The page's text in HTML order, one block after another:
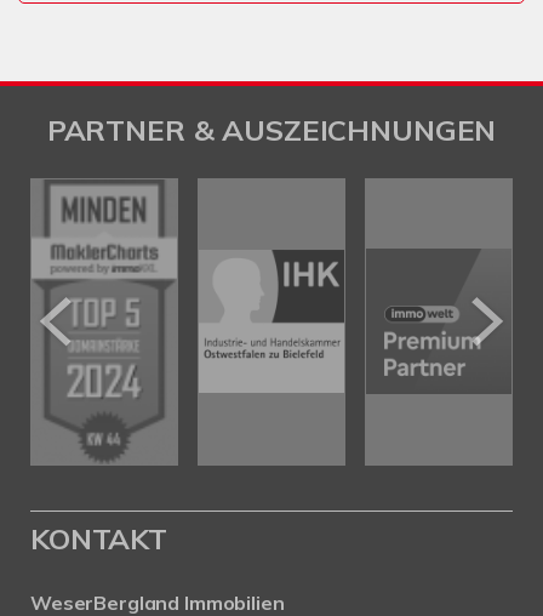
PARTNER & AUSZEICHNUNGEN
KONTAKT
WeserBergland Immobilien